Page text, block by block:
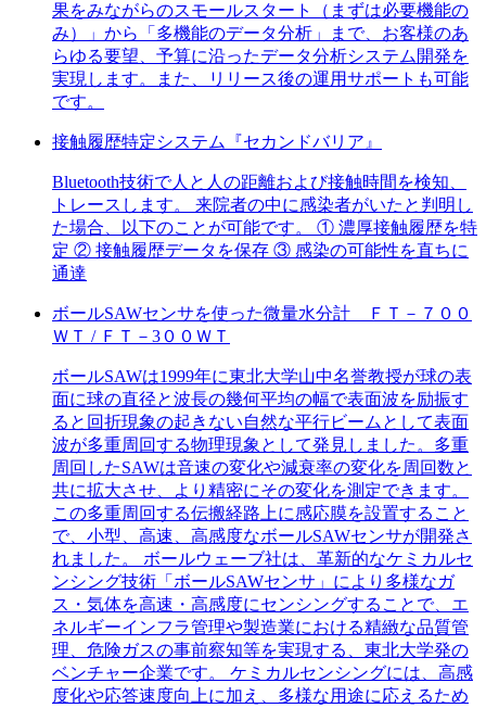
果をみながらのスモールスタート（まずは必要機能の
み）」から「多機能のデータ分析」まで、お客様のあ
らゆる要望、予算に沿ったデータ分析システム開発を
実現します。また、リリース後の運用サポートも可能
です。
接触履歴特定システム『セカンドバリア』
Bluetooth技術で人と人の距離および接触時間を検知、
トレースします。 来院者の中に感染者がいたと判明し
た場合、以下のことが可能です。 ① 濃厚接触履歴を特
定 ② 接触履歴データを保存 ③ 感染の可能性を直ちに
通達
ボールSAWセンサを使った微量水分計 ＦＴ－７００
ＷＴ / ＦＴ－3００ＷＴ
ボールSAWは1999年に東北大学山中名誉教授が球の表
面に球の直径と波長の幾何平均の幅で表面波を励振す
ると回折現象の起きない自然な平行ビームとして表面
波が多重周回する物理現象として発見しました。多重
周回したSAWは音速の変化や減衰率の変化を周回数と
共に拡大させ、より精密にその変化を測定できます。
この多重周回する伝搬経路上に感応膜を設置すること
で、小型、高速、高感度なボールSAWセンサが開発さ
れました。 ボールウェーブ社は、革新的なケミカルセ
ンシング技術「ボールSAWセンサ」により多様なガ
ス・気体を高速・高感度にセンシングすることで、エ
ネルギーインフラ管理や製造業における精緻な品質管
理、危険ガスの事前察知等を実現する、東北大学発の
ベンチャー企業です。 ケミカルセンシングには、高感
度化や応答速度向上に加え、多様な用途に応えるため